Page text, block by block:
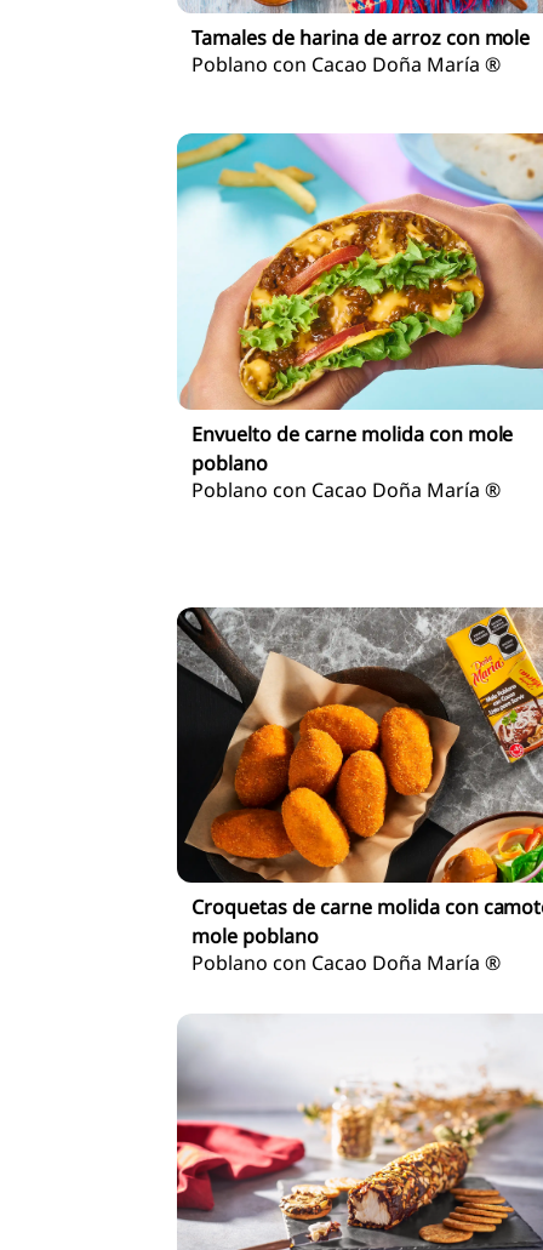
Tamales de harina de arroz con mole
Poblano con Cacao Doña María ®
Envuelto de carne molida con mole
poblano
Poblano con Cacao Doña María ®
Croquetas de carne molida con
mole poblano
Poblano con Cacao Doña María ®